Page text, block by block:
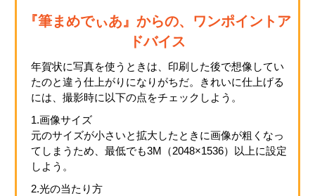
『筆まめでぃあ』からの、ワンポイントア
ドバイス
年賀状に写真を使うときは、印刷した後で想像してい
たのと違う仕上がりになりがちだ。きれいに仕上げる
には、撮影時に以下の点をチェックしよう。
1.画像サイズ
元のサイズが小さいと拡大したときに画像が粗くなっ
てしまうため、最低でも3M（2048×1536）以上に設定
しよう。
2.光の当たり方